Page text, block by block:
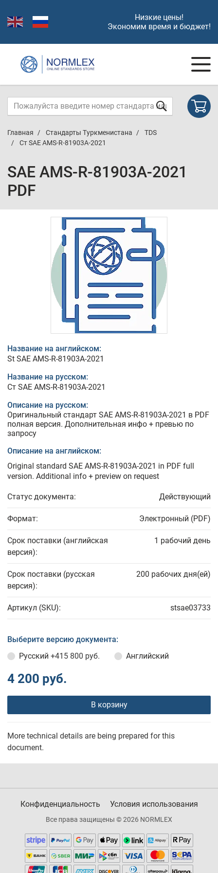
Низкие цены!
Экономим время и бюджет!
Главная Стандарты Туркменистана
TDS
Ст SAE AMS-R-81903A-2021
SAE AMS-R-81903A-2021
PDF
Название на английском:
St SAE AMS-R-81903A-2021
Название на русском:
Ст SAE AMS-R-81903A-2021
Описание на русском:
Оригинальный стандарт SAE AMS-R-81903A-2021 в PDF
полная версия. Дополнительная инфо + превью по
запросу
Описание на английском:
Original standard SAE AMS-R-81903A-2021 in PDF full
version. Additional info + preview on request
Статус документа: Действующий
Формат: Электронный (PDF)
Срок поставки (английская
версия):
1 рабочий день
Срок поставки (русская
версия):
200 рабочих дня(ей)
Артикул (SKU): stsae03733
Выберите версию документа:
Русский +415 800 руб. Английский
4 200 руб.
В корзину
More technical details are being prepared for this
document.
Конфиденциальность Условия использования
Все права защищены © 2026 NORMLEX